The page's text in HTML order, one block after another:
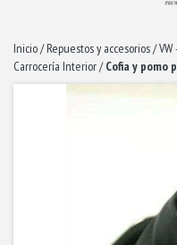
Inicio/ Repuestos y accesorios/VW
Carrocería Interior/ Cofia y pomo